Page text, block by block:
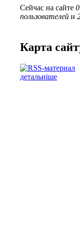
Сейчас на сайте 0
пользователей и
Карта
детальніше